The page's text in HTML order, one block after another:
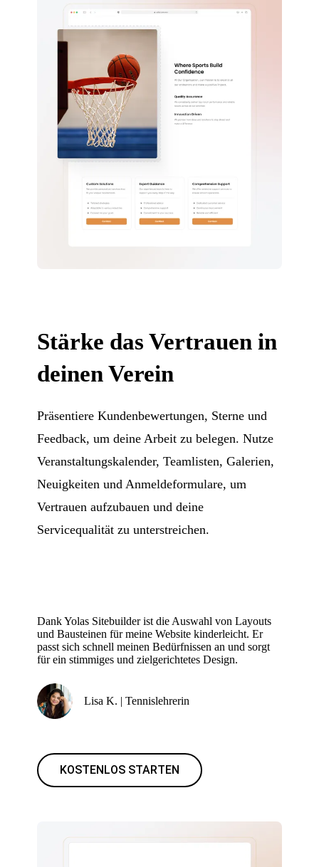
Stärke das Vertrauen in
deinen Verein
Präsentiere Kundenbewertungen, Sterne und
Feedback, um deine Arbeit zu belegen. Nutze
Veranstaltungskalender, Teamlisten, Galerien,
Neuigkeiten und Anmeldeformulare, um
Vertrauen aufzubauen und deine
Servicequalität zu unterstreichen.
Dank Yolas Sitebuilder ist die Auswahl von Layouts
und Bausteinen für meine Website kinderleicht. Er
passt sich schnell meinen Bedürfnissen an und sorgt
für ein stimmiges und zielgerichtetes Design.
Lisa K. | Tennislehrerin
KOSTENLOS STARTEN